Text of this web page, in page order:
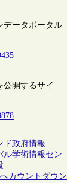
データポータル
公開するサイ
ド政府情報
ル学術情報セン
カウントダウン